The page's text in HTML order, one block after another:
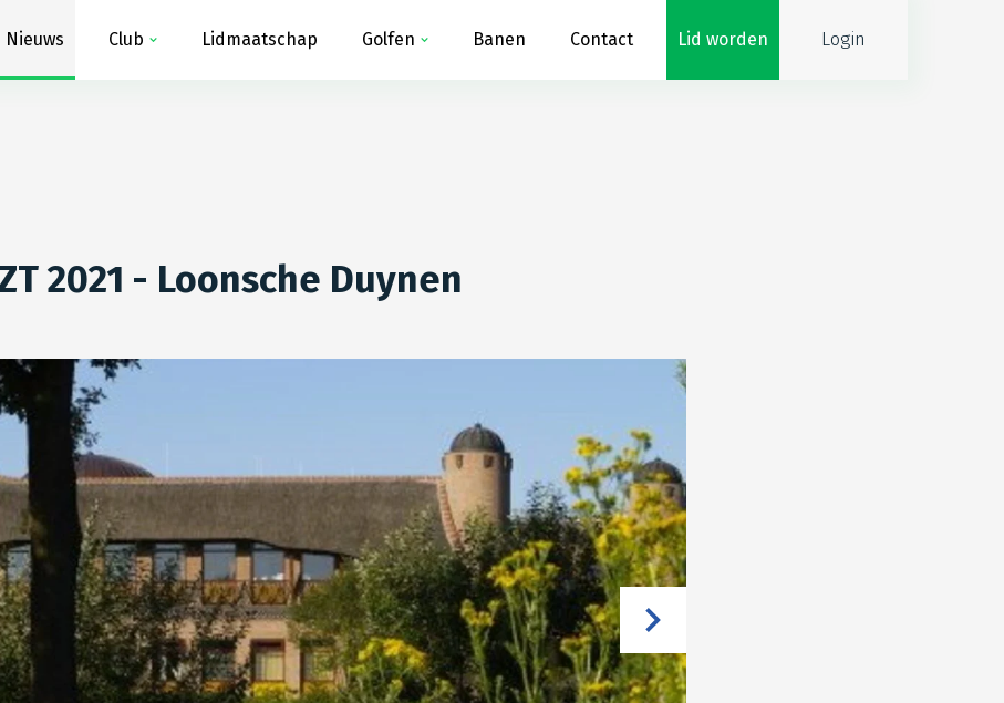
Nieuws Club Lidmaatschap Golfen Banen Contact Lid worden Login
2021 - Loonsche Duynen